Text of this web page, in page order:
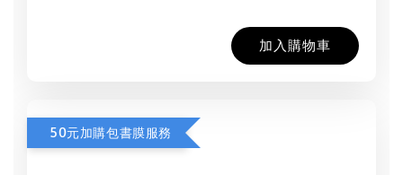
加入購物車
50元加購包書膜服務